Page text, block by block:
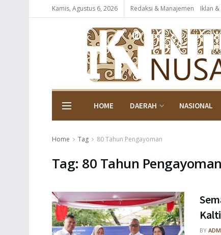
Kamis, Agustus 6, 2026 Redaksi & Manajemen Iklan
HOME DAERAH NASIONAL
Home Tag 80 Tahun Pengayoman
Tag: 80 Tahun Pengayoman
BY